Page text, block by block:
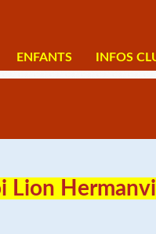
ENFANTS INFOS
Lion